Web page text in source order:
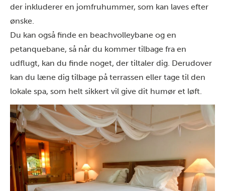
der inkluderer en jomfruhummer, som kan laves efter
ønske.
Du kan også finde en beachvolleybane og en
petanquebane, så når du kommer tilbage fra en
udflugt, kan du finde noget, der tiltaler dig. Derudover
kan du læne dig tilbage på terrassen eller tage til den
lokale spa, som helt sikkert vil give dit humør et løft.